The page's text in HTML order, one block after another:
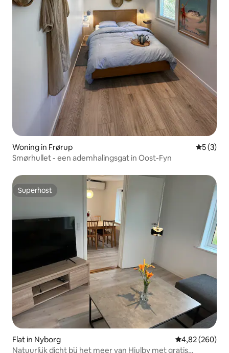
Woning in Frørup
5 (3)
Smørhullet - een ademhalingsgat in Oost-Fyn
Superhost
Superhost
Flat in Nyborg Gemiddelde
4,82 (260)
Natuurlijk dicht bij het meer van Hjulby met gratis